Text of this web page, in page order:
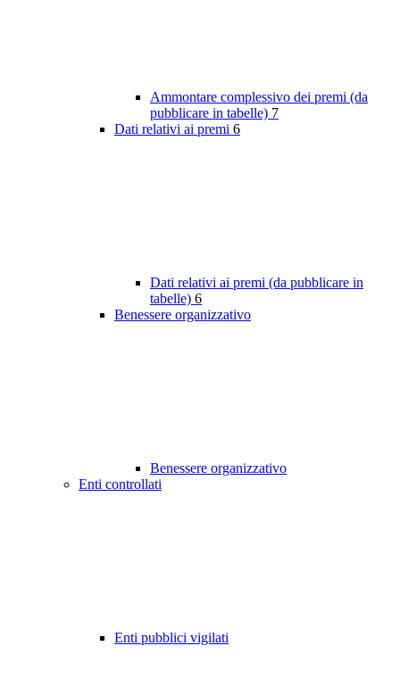
Ammontare complessivo dei premi (da
pubblicare in tabelle) 7
Dati relativi ai premi 6
Dati relativi ai premi (da pubblicare in
tabelle) 6
Benessere organizzativo
Benessere organizzativo
Enti controllati
Enti pubblici vigilati